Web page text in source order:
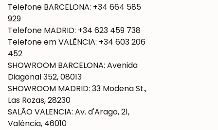
Telefone BARCELONA: +34 664 585
929
Telefone MADRID: +34 623 459 738
Telefone em VALÊNCIA: +34 603 206
452
SHOWROOM BARCELONA: Avenida
Diagonal 352, 08013
SHOWROOM MADRID: 33 Modena St.,
Las Rozas, 28230
SALÃO VALENCIA: Av. d'Arago, 21,
Valência, 46010